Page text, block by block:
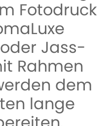
Fotodruck
Jass-
Rahmen
dem
lange